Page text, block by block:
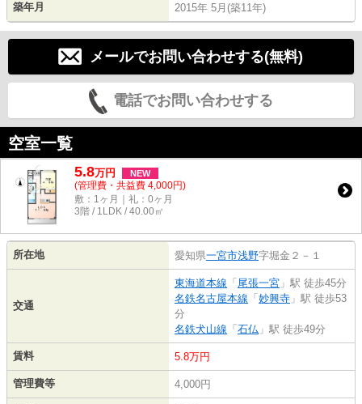
築年月 2015年 5月(築11年)
メールでお問い合わせする(無料)
電話でお問い合わせする
空室一覧
5.8万円 NEW
(管理費・共益費 4,000円)
敷：1ヶ月｜礼：0ヶ月
3階 / 1LDK / 40.00㎡
所在地 愛知県一宮市浅野字堀金２－１
交通
東海道本線 「 尾張一宮 」駅 徒歩45分
名鉄名古屋本線 「 妙興寺 」駅 徒歩53
分
名鉄犬山線 「 石仏 」駅 徒歩49分
賃料 5.8万円
管理費等 4,000円